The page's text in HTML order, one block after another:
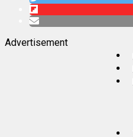
Advertisement